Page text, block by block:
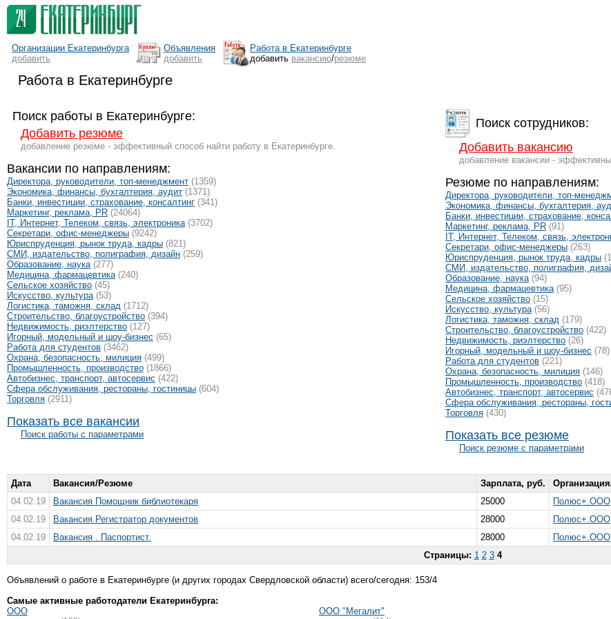
Организации Екатеринбурга
добавить
Объявления
добавить
Работа в Екатеринбурге
добавить вакансию/резюме
Работа в Екатеринбурге
Поиск работы в Екатеринбурге:
Добавить резюме
добавление резюме - эффективный способ найти работу в Екатеринбурге.
Вакансии по направлениям:
Директора, руководители, топ-менеджмент (1359)
Экономика, финансы, бухгалтерия, аудит (1371)
Банки, инвестиции, страхование, консалтинг (341)
Маркетинг, реклама, PR (24064)
IT, Интернет, Телеком, связь, электроника (3702)
Секретари, офис-менеджеры (9242)
Юриспруденция, рынок труда, кадры (821)
СМИ, издательство, полиграфия, дизайн (259)
Образование, наука (277)
Медицина, фармацевтика (240)
Сельское хозяйство (45)
Искусство, культура (53)
Логистика, таможня, склад (1712)
Строительство, благоустройство (394)
Недвижимость, риэлтeрство (127)
Игорный, модельный и шоу-бизнес (65)
Работа для студентов (3462)
Охрана, безопасность, милиция (499)
Промышленность, производство (1866)
Автобизнес, транспорт, автосервис (422)
Сфера обслуживания, рестораны, гостиницы (604)
Торговля (2911)
Показать все вакансии
Поиск работы с параметрами
Поиск сотрудников:
Добавить вакансию
добавление вакансии -
Резюме по направлениям:
Директора, руководители, топ-
Экономика, финансы, бухгалтерия,
Банки, инвестиции, страхование,
Маркетинг, реклама, PR (91)
IT, Интернет, Телеком, связь,
Секретари, офис-менеджеры (263)
Юриспруденция, рынок труда, кадры
СМИ, издательство, полиграфия,
Образование, наука (94)
Медицина, фармацевтика (95)
Сельское хозяйство (15)
Искусство, культура (56)
Логистика, таможня, склад (179)
Строительство, благоустройство (422)
Недвижимость, риэлтeрство (26)
Игорный, модельный и шоу-бизнес (78)
Работа для студентов (221)
Охрана, безопасность, милиция (146)
Промышленность, производство (418)
Автобизнес, транспорт, автосервис
Сфера обслуживания, рестораны,
Торговля (430)
Показать все резюме
Поиск резюме с параметрами
Дата Вакансия/Резюме Зарплата, руб.
04.02.19
Вакансия Помощник библиотекаря 25000 Полюс+.ООО
04.02.19
Вакансия Регистратор документов 28000 Полюс+.ООО
04.02.19
Вакансия . Паспортист. 28000 Полюс+.ООО
Страницы: 1 2 3 4
Объявлений о работе в Екатеринбурге (и других городах Свердловской области) всего/сегодня: 153/4
Самые активные работодатели Екатеринбурга:
ООО
ООО "Мегалит"